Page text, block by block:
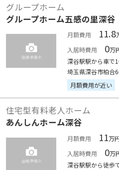
グループホーム
グループホーム五感の里深谷
月額費用 11.8
入居時費用
0万
深谷駅駅から車で
埼玉県深谷市柏合
月額費用が近い
住宅型有料老人ホーム
あんしんホーム深谷
月額費用 11万
入居時費用
0万
深谷駅駅から徒歩